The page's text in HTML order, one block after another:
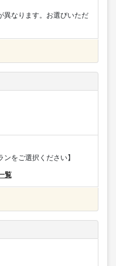
異なります。お選びいただ
ンをご選択ください】
覧